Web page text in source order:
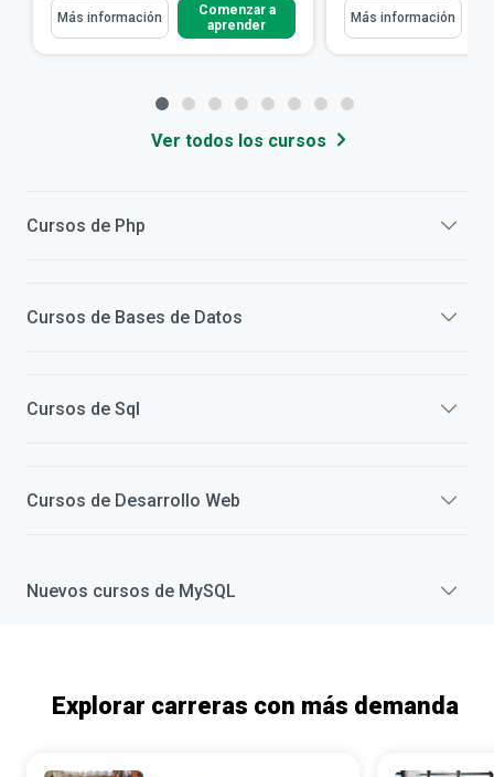
Más información
Comenzar a
aprender
Más información
Ver todos los cursos
Cursos de Php
Cursos de Bases de Datos
Cursos de Sql
Cursos de Desarrollo Web
Nuevos cursos de MySQL
Explorar carreras con más demanda